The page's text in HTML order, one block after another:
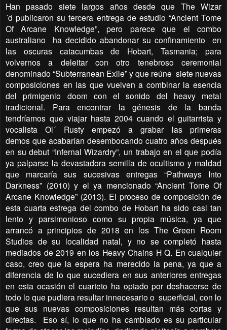
Han pasado siete largos años desde que The Wizar
´d publicaron su tercera entrega de estudio “Ancient Tome
Of Arcane Knowledge”, pero parece que el combo
australiano ha decidido abandonar su confinamiento en
las oscuras catacumbas de Hobart, Tasmania; para
volvernos a deleitar con otro tenebroso ceremonial
denominado “Subterranean Exile” y que reúne siete nuevas
composiciones en las que vuelven a combinar la esencia
del primigenio doom con el sonido del heavy metal
tradicional. Para encontrar la génesis de la banda
tendríamos que viajar hasta 2004 cuando el guitarrista y
vocalista Ol´ Rusty empezó a grabar las primeras
demos que acabarían desembocando cuatro años después
en su debut “Infernal Wizardry”, un trabajo en el que podía
ya palparse la devastadora semilla de ocultismo y maldad
que marcaría sus sucesivas entregas “Pathways Into
Darkness” (2010) y el ya mencionado “Ancient Tome Of
Arcane Knowledge” (2013). El proceso de composición de
esta cuarta estrega del combo de Hobart ha sido casi tan
lento y parsimonioso como su propia música, ya que
arrancó a principios de 2018 en los The Green Room
Studios de su localidad natal, y no se completó hasta
mediados de 2019 en los Heavy Chains H Q. En cualquier
caso, creo que la espera ha merecido la pena, ya que a
diferencia de lo que sucediera en sus anteriores entregas
en esta ocasión el cuarteto ha optado por deshacerse de
todo lo que pudiera resultar innecesario o superficial, con lo
que sus nuevas composiciones resultan más cortas y
directas. Eso sí, lo que no ha cambiado es su particular